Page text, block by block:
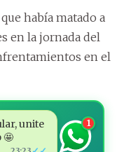
había matado a
en la jornada del
en el
unite
🤩
1